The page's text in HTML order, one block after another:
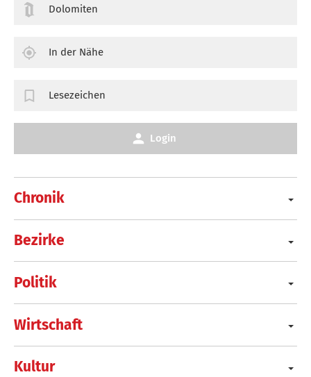
Chronik
Bezirke
Politik
Wirtschaft
Kultur
Dolomiten
In der Nähe
Lesezeichen
Login